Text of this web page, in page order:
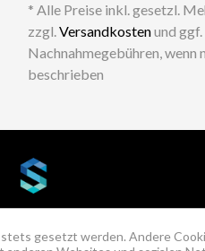
* Alle Preise inkl. gesetzl.
zzgl.Versandkostenund ggf.
Nachnahmegebühren, wenn
beschrieben
gesetzt werden. Andere